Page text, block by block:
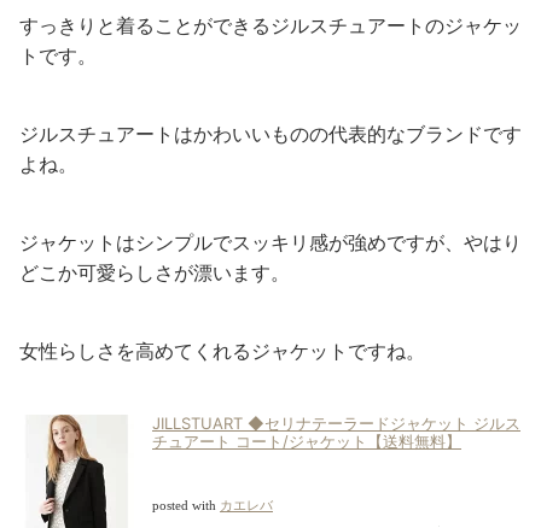
すっきりと着ることができるジルスチュアートのジャケッ
トです。
ジルスチュアートはかわいいものの代表的なブランドです
よね。
ジャケットはシンプルでスッキリ感が強めですが、やはり
どこか可愛らしさが漂います。
女性らしさを高めてくれるジャケットですね。
JILLSTUART ◆セリナテーラードジャケット ジルス
チュアート コート/ジャケット【送料無料】
posted with カエレバ